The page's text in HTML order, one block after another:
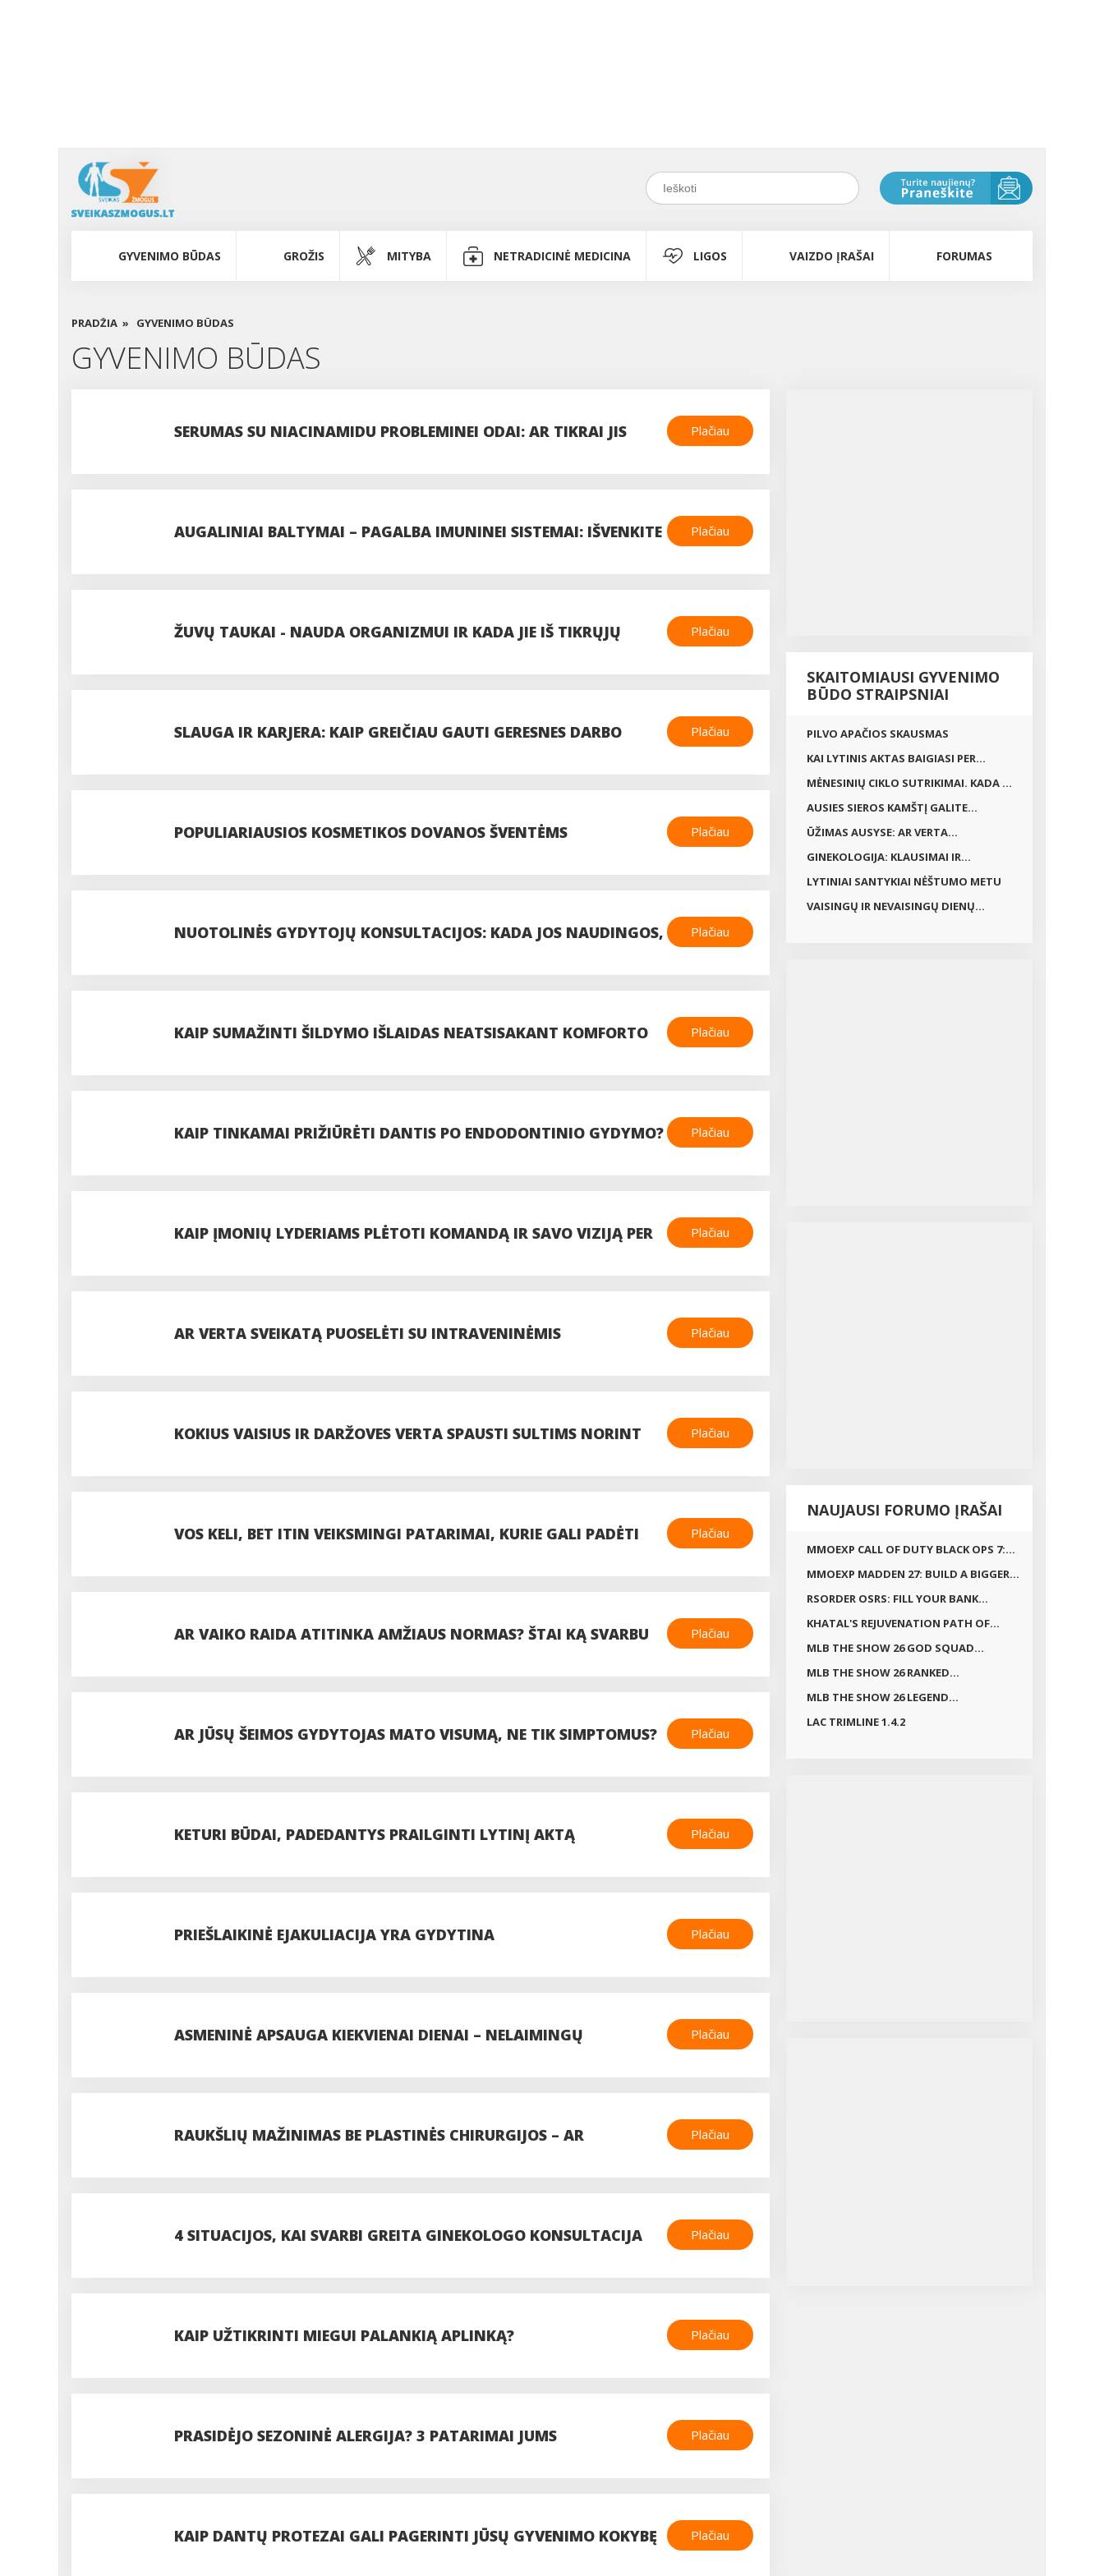
GYVENIMO BŪDAS GROŽIS MITYBA NETRADICINĖ MEDICINA LIGOS VAIZDO ĮRAŠAI FORUMAS
PRADŽIA » GYVENIMO BŪDAS
GYVENIMO BŪDAS
SERUMAS SU NIACINAMIDU PROBLEMINEI ODAI: AR TIKRAI JIS Plačiau
AUGALINIAI BALTYMAI – PAGALBA IMUNINEI SISTEMAI: IŠVENKITE Plačiau
ŽUVŲ TAUKAI - NAUDA ORGANIZMUI IR KADA JIE IŠ TIKRŲJŲ Plačiau
SLAUGA IR KARJERA: KAIP GREIČIAU GAUTI GERESNES DARBO Plačiau
POPULIARIAUSIOS KOSMETIKOS DOVANOS ŠVENTĖMS Plačiau
NUOTOLINĖS GYDYTOJŲ KONSULTACIJOS: KADA JOS NAUDINGOS, Plačiau
KAIP SUMAŽINTI ŠILDYMO IŠLAIDAS NEATSISAKANT KOMFORTO Plačiau
KAIP TINKAMAI PRIŽIŪRĖTI DANTIS PO ENDODONTINIO GYDYMO? Plačiau
KAIP ĮMONIŲ LYDERIAMS PLĖTOTI KOMANDĄ IR SAVO VIZIJĄ PER Plačiau
AR VERTA SVEIKATĄ PUOSELĖTI SU INTRAVENINĖMIS Plačiau
KOKIUS VAISIUS IR DARŽOVES VERTA SPAUSTI SULTIMS NORINT Plačiau
VOS KELI, BET ITIN VEIKSMINGI PATARIMAI, KURIE GALI PADĖTI Plačiau
AR VAIKO RAIDA ATITINKA AMŽIAUS NORMAS? ŠTAI KĄ SVARBU Plačiau
AR JŪSŲ ŠEIMOS GYDYTOJAS MATO VISUMĄ, NE TIK SIMPTOMUS? Plačiau
KETURI BŪDAI, PADEDANTYS PRAILGINTI LYTINĮ AKTĄ Plačiau
PRIEŠLAIKINĖ EJAKULIACIJA YRA GYDYTINA Plačiau
ASMENINĖ APSAUGA KIEKVIENAI DIENAI – NELAIMINGŲ Plačiau
RAUKŠLIŲ MAŽINIMAS BE PLASTINĖS CHIRURGIJOS – AR Plačiau
4 SITUACIJOS, KAI SVARBI GREITA GINEKOLOGO KONSULTACIJA Plačiau
KAIP UŽTIKRINTI MIEGUI PALANKIĄ APLINKĄ? Plačiau
PRASIDĖJO SEZONINĖ ALERGIJA? 3 PATARIMAI JUMS Plačiau
KAIP DANTŲ PROTEZAI GALI PAGERINTI JŪSŲ GYVENIMO KOKYBĘ Plačiau
SKAITOMIAUSI GYVENIMO
BŪDO STRAIPSNIAI
PILVO APAČIOS SKAUSMAS
KAI LYTINIS AKTAS BAIGIASI PER...
MĖNESINIŲ CIKLO SUTRIKIMAI. KADA ...
AUSIES SIEROS KAMŠTĮ GALITE...
ŪŽIMAS AUSYSE: AR VERTA...
GINEKOLOGIJA: KLAUSIMAI IR...
LYTINIAI SANTYKIAI NĖŠTUMO METU
VAISINGŲ IR NEVAISINGŲ DIENŲ...
NAUJAUSI FORUMO ĮRAŠAI
MMOEXP CALL OF DUTY BLACK OPS 7:...
MMOEXP MADDEN 27: BUILD A BIGGER...
RSORDER OSRS: FILL YOUR BANK...
KHATAL'S REJUVENATION PATH OF...
MLB THE SHOW 26 GOD SQUAD...
MLB THE SHOW 26 RANKED...
MLB THE SHOW 26 LEGEND...
LAC TRIMLINE 1.4.2